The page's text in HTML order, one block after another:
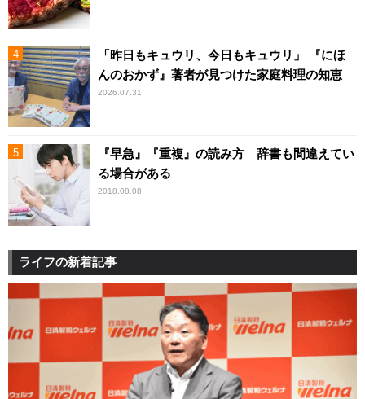
「昨日もキュウリ、今日もキュウリ」 『にほ
んのおかず』著者が見つけた家庭料理の知恵
2026.07.31
『早急』『重複』の読み方 辞書も間違えてい
る場合がある
2018.08.08
ライフの新着記事